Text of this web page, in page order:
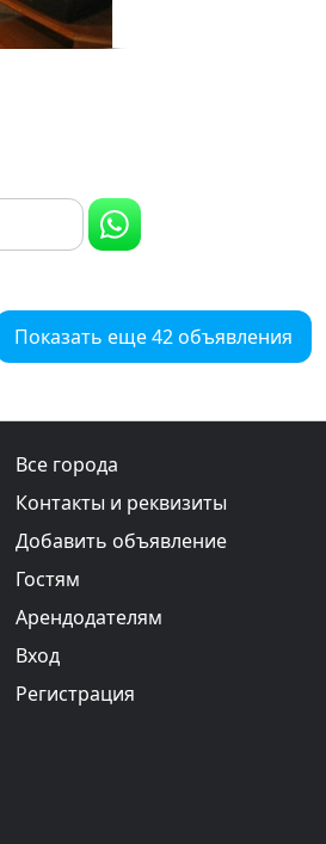
Показать еще 42 объявления
Все города
Контакты и реквизиты
Добавить объявление
Гостям
Арендодателям
Вход
Регистрация